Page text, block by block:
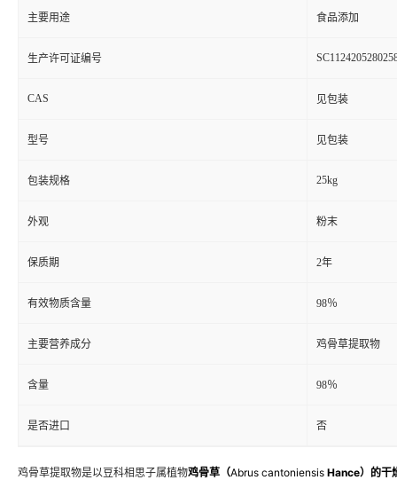
主要用途 食品添加
生产许可证编号
CAS 见包装
型号 见包装
包装规格 25kg
外观 粉末
保质期 2年
有效物质含量 98％
主要营养成分 鸡骨草提取物
含量 98％
是否进口 否
鸡骨草提取物是以豆科相思子属植物鸡骨草（Abrus cantoniensis Hance） 的干